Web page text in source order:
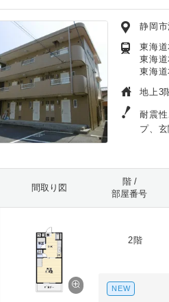
静岡
東海
東海
東海
地上3
耐震
プ、
間取り図
階 /
部屋番号
2階
NEW